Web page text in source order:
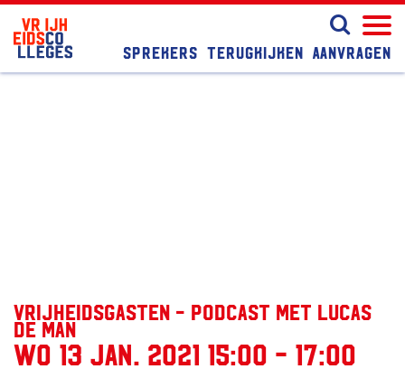
Sprekers Terugkijken Aanvragen
Vrijheidsgasten - Podcast met Lucas
de Man
wo 13 jan. 2021 15:00 - 17:00